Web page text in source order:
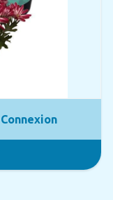
Connexion